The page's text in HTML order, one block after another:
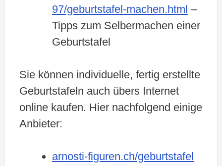
97/geburtstafel-machen.html –
Tipps zum Selbermachen einer
Geburtstafel
Sie können individuelle, fertig erstellte
Geburtstafeln auch übers Internet
online kaufen. Hier nachfolgend einige
Anbieter:
arnosti-figuren.ch/geburtstafel